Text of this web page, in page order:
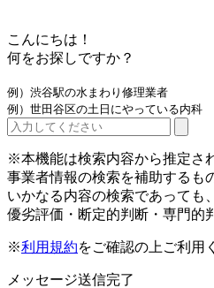
こんにちは！
何をお探しですか？
例）渋谷駅の水まわり修理業者
例）世田谷区の土日にやっている内科
※本機能は検索内容から推定さ
事業者情報の検索を補助するも
いかなる内容の検索であっても
優劣評価・断定的判断・専門的
※利用規約をご確認の上ご利用
メッセージ送信完了